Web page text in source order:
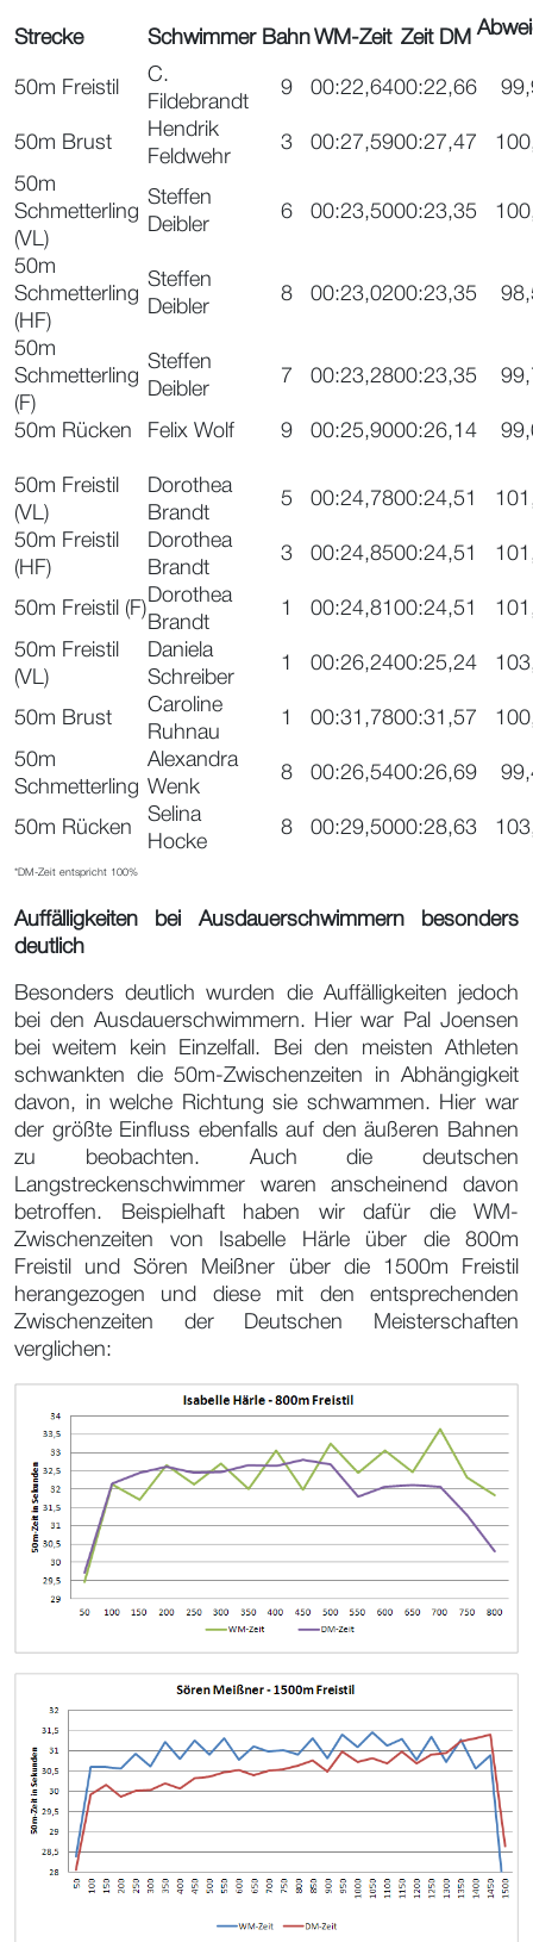
Strecke Schwimmer BahnWM-Zeit Zeit DM
50m Freistil
C.
Fildebrandt
9 00:22,6400:22,66
50m Brust
Hendrik
Feldwehr
3 00:27,5900:27,47
50m
Schmetterling
(VL)
Steffen
Deibler
6 00:23,5000:23,35
50m
Schmetterling
(HF)
Steffen
Deibler
8 00:23,0200:23,35
50m
Schmetterling
(F)
Steffen
Deibler
7 00:23,2800:23,35
50m Rücken Felix Wolf 9 00:25,9000:26,14
50m Freistil
(VL)
Dorothea
Brandt
5 00:24,7800:24,51
50m Freistil
(HF)
Dorothea
Brandt
3 00:24,8500:24,51
50m Freistil (F)
Dorothea
Brandt
1 00:24,81 00:24,51
50m Freistil
(VL)
Daniela
Schreiber
1 00:26,2400:25,24
50m Brust
Caroline
Ruhnau
1 00:31,7800:31,57
50m
Schmetterling
Alexandra
Wenk
8 00:26,5400:26,69
50m Rücken
Selina
Hocke
8 00:29,5000:28,63
*DM-Zeit entspricht 100%
Auffälligkeiten bei Ausdauerschwimmern besonders
deutlich
Besonders deutlich wurden die Auffälligkeiten jedoch
bei den Ausdauerschwimmern. Hier war Pal Joensen
bei weitem kein Einzelfall. Bei den meisten Athleten
schwankten die 50m-Zwischenzeiten in Abhängigkeit
davon, in welche Richtung sie schwammen. Hier war
der größte Einfluss ebenfalls auf den äußeren Bahnen
zu beobachten. Auch die deutschen
Langstreckenschwimmer waren anscheinend davon
betroffen. Beispielhaft haben wir dafür die WM-
Zwischenzeiten von Isabelle Härle über die 800m
Freistil und Sören Meißner über die 1500m Freistil
herangezogen und diese mit den entsprechenden
Zwischenzeiten der Deutschen Meisterschaften
verglichen: